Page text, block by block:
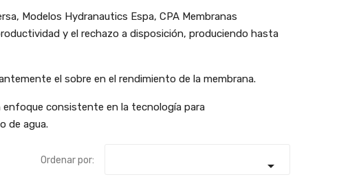
Modelos Hydranautics Espa, CPA Membranas
y el rechazo a disposición, produciendo hasta
el sobre en el rendimiento de la membrana.
consistente en la tecnología para
de agua.
Ordenar por: 